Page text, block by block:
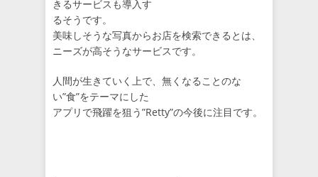
きるサービスも導入す
るそうです。
美味しそうな写真からお店を検索できるとは、
ニーズが高そうなサービスです。
人間が生きていく上で、無くなることのな
い”食”をテーマにした
アプリで飛躍を狙う”Retty”の今後に注目です。